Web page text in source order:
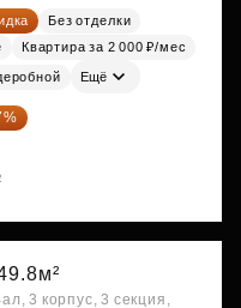
Без отделки
Квартира за 2 000 ₽/мес
Ещё
3 корпус, 3 секция,